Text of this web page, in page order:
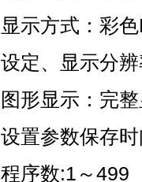
显示方式
设定、显示
图形显示：完
设置参数保存时
程序数:1～499